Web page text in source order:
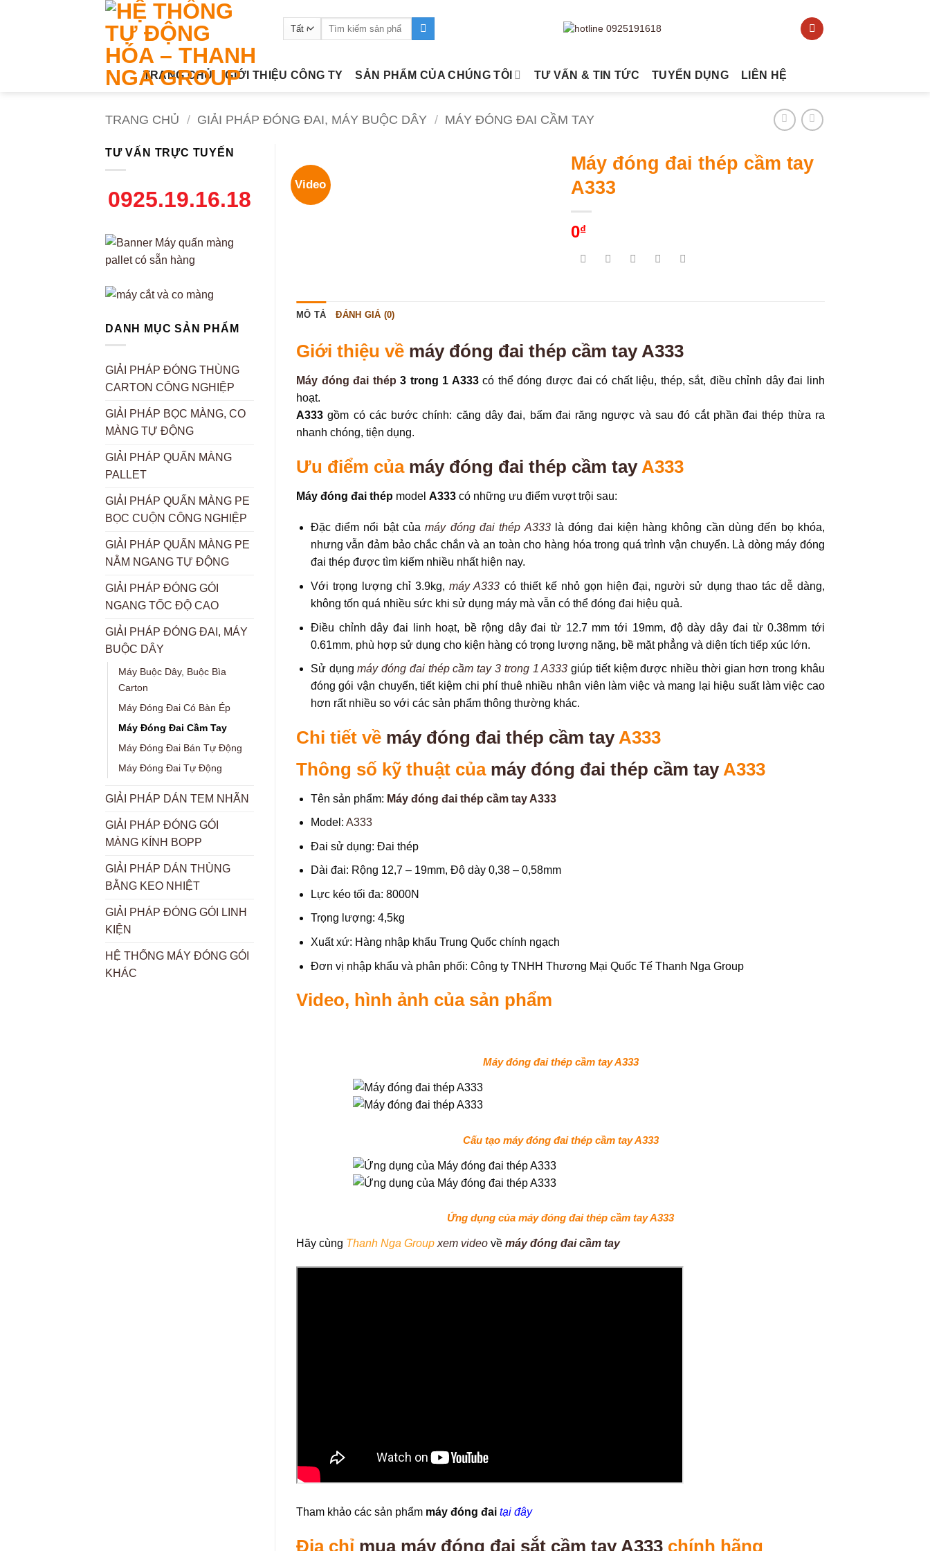
Tìm
TRANG CHỦ GIỚI THIỆU CÔNG TY SẢN PHẨM CỦA CHÚNG TÔI TƯ VẤN & TIN TỨC TUYỂN DỤNG LIÊN HỆ
TRANG CHỦ / GIẢI PHÁP ĐÓNG ĐAI, MÁY BUỘC DÂY / MÁY ĐÓNG ĐAI CẦM TAY
TƯ VẤN TRỰC TUYẾN
0925.19.16.18
DANH MỤC SẢN PHẨM
GIẢI PHÁP ĐÓNG THÙNG
CARTON CÔNG NGHIỆP
GIẢI PHÁP BỌC MÀNG, CO
MÀNG TỰ ĐỘNG
GIẢI PHÁP QUẤN MÀNG
PALLET
GIẢI PHÁP QUẤN MÀNG PE
BỌC CUỘN CÔNG NGHIỆP
GIẢI PHÁP QUẤN MÀNG PE
NẰM NGANG TỰ ĐỘNG
GIẢI PHÁP ĐÓNG GÓI
NGANG TỐC ĐỘ CAO
GIẢI PHÁP ĐÓNG ĐAI, MÁY
BUỘC DÂY
Máy Buộc Dây, Buộc Bìa
Carton
Máy Đóng Đai Có Bàn Ép
Máy Đóng Đai Cầm Tay
Máy Đóng Đai Bán Tự Động
Máy Đóng Đai Tự Động
GIẢI PHÁP DÁN TEM NHÃN
GIẢI PHÁP ĐÓNG GÓI
MÀNG KÍNH BOPP
GIẢI PHÁP DÁN THÙNG
BẰNG KEO NHIỆT
GIẢI PHÁP ĐÓNG GÓI LINH
KIỆN
HỆ THỐNG MÁY ĐÓNG GÓI
KHÁC
Video
Máy đóng đai thép cầm tay
A333
0₫
MÔ TẢ ĐÁNH GIÁ (0)
Giới thiệu về máy đóng đai thép cầm tay A333
Máy đóng đai thép 3 trong 1 A333có thể đóng được đai có chất liệu, thép, sắt, điều chỉnh dây đai linh
hoạt.
A333 gồm có các bước chính: căng dây đai, bấm đai răng ngược và sau đó cắt phần đai thép thừa ra
nhanh chóng, tiện dụng.
Ưu điểm của máy đóng đai thép cầm tayA333
Máy đóng đai thép model A333 có những ưu điểm vượt trội sau:
Đặc điểm nổi bật củamáy đóng đai thép A333là đóng đai kiện hàng không cần dùng đến bọ khóa,
nhưng vẫn đảm bảo chắc chắn và an toàn cho hàng hóa trong quá trình vận chuyển. Là dòng máy đóng
đai thép được tìm kiếm nhiều nhất hiện nay.
Với trọng lượng chỉ 3.9kg,máy A333 có thiết kế nhỏ gọn hiện đại, người sử dụng thao tác dễ dàng,
không tốn quá nhiều sức khi sử dụng máy mà vẫn có thể đóng đai hiệu quả.
Điều chỉnh dây đai linh hoạt, bề rộng dây đai từ 12.7 mm tới 19mm, độ dày dây đai từ 0.38mm tới
0.61mm, phù hợp sử dụng cho kiện hàng có trọng lượng nặng, bề mặt phẳng và diện tích tiếp xúc lớn.
Sử dụngmáy đóng đai thép cầm tay 3 trong 1 A333 giúp tiết kiệm được nhiều thời gian hơn trong khâu
đóng gói vận chuyển, tiết kiệm chi phí thuê nhiều nhân viên làm việc và mang lại hiệu suất làm việc cao
hơn rất nhiều so với các sản phẩm thông thường khác.
Chi tiết về máy đóng đai thép cầm tayA333
Thông số kỹ thuật của máy đóng đai thép cầm tayA333
Tên sản phẩm: Máy đóng đai thép cầm tay A333
Model: A333
Đai sử dụng: Đai thép
Dài đai: Rộng 12,7 – 19mm, Độ dày 0,38 – 0,58mm
Lực kéo tối đa: 8000N
Trọng lượng: 4,5kg
Xuất xứ: Hàng nhập khẩu Trung Quốc chính ngạch
Đơn vị nhập khẩu và phân phối: Công ty TNHH Thương Mại Quốc Tế Thanh Nga Group
Video, hình ảnh của sản phẩm
Máy đóng đai thép cầm tay A333
Cấu tạo máy đóng đai thép cầm tay A333
Ứng dụng của máy đóng đai thép cầm tay A333
Hãy cùng Thanh Nga Group xem video về máy đóng đai cầm tay
Tham khảo các sản phẩm máy đóng đai tại đây
Địa chỉ mua máy đóng đai sắt cầm tay A333 chính hãng